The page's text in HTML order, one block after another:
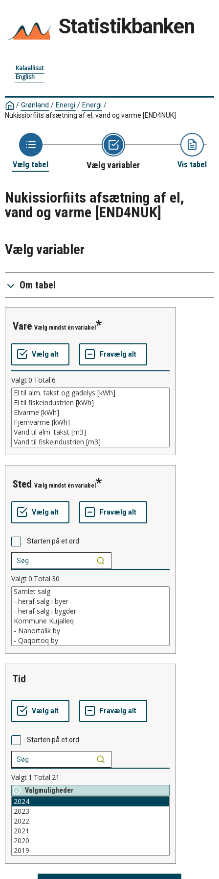
Statistikbanken
Kalaallisut
English
/ Grønland / Energi / Energi /
Nukissiorfiits afsætning af el, vand og varme [END4NUK]
Vælg tabel Vælg variabler Vis tabel
Nukissiorfiits afsætning af el,
vand og varme [END4NUK]
Vælg variabler
Om tabel
vare Vælg mindst én variabel
Valgt0 Total 6
sted Vælg mindst én variabel
Starten på et ord
Valgt0 Total 30
tid
Starten på et ord
Valgt 1 Total 21
Valgmuligheder